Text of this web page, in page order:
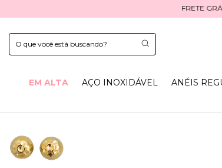
FRETE
EM ALTA AÇO INOXIDÁVEL ANÉIS